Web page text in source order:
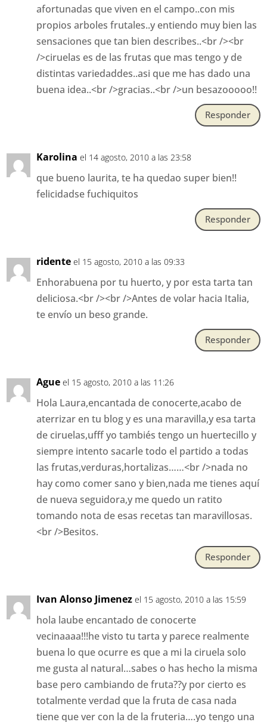
afortunadas que viven en el campo..con mis
propios arboles frutales..y entiendo muy bien las
sensaciones que tan bien describes..<br /><br
/>ciruelas es de las frutas que mas tengo y de
distintas variedaddes..asi que me has dado una
buena idea..<br />gracias..<br />un besazooooo!!
Responder
Karolina el 14 agosto, 2010 a las 23:58
que bueno laurita, te ha quedao super bien!!
felicidadse fuchiquitos
Responder
ridente el 15 agosto, 2010 a las 09:33
Enhorabuena por tu huerto, y por esta tarta tan
deliciosa.<br /><br />Antes de volar hacia Italia,
te envío un beso grande.
Responder
Ague el 15 agosto, 2010 a las 11:26
Hola Laura,encantada de conocerte,acabo de
aterrizar en tu blog y es una maravilla,y esa tarta
de ciruelas,ufff yo tambiés tengo un huertecillo y
siempre intento sacarle todo el partido a todas
las frutas,verduras,hortalizas……<br />nada no
hay como comer sano y bien,nada me tienes aquí
de nueva seguidora,y me quedo un ratito
tomando nota de esas recetas tan maravillosas.
<br />Besitos.
Responder
Ivan Alonso Jimenez el 15 agosto, 2010 a las 15:59
hola laube encantado de conocerte
vecinaaaa!!!he visto tu tarta y parece realmente
buena lo que ocurre es que a mi la ciruela solo
me gusta al natural…sabes o has hecho la misma
base pero cambiando de fruta??y por cierto es
totalmente verdad que la fruta de casa nada
tiene que ver con la de la fruteria….yo tengo una